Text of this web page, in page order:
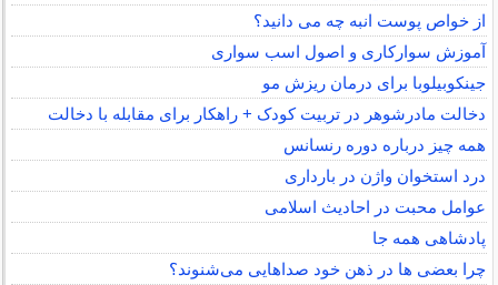
از خواص پوست انبه چه می دانید؟
آموزش سوارکاری و اصول اسب سواری
جینکوبیلوبا برای درمان ریزش مو
دخالت مادرشوهر در تربیت کودک + راهکار برای مقابله با دخالت
همه چیز درباره دوره رنسانس
درد استخوان واژن در بارداری
عوامل محبت در احادیث اسلامى
پادشاهی همه جا
چرا بعضی ها در ذهن خود صداهایی می‌شنوند؟